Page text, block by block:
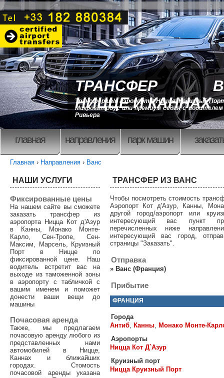
ТРАНСФЕР В
НИЦЦЕ И КАННАХ
Трансфер из/в аэропорт в Ницце, Круизный
Микроавтобус или премиум седан с
Ривьера
главная направления парк машин
Главная › Направления › Ванс
ТРАНСФЕР ИЗ ВАНС
Чтобы посмотреть стоимость
Аэропорт Кот д'Азур, Канны,
другой город/аэропорт или
интересующий вас пункт
перечисленных ниже
интересующий вас город,
страницы "Заказать".
Отправка
» Ванс (Франция)
Прибытие
ФРАНЦИЯ
Города
Антиб, Канны, Монако Монте-
Аэропорты
Ницца Кот Д`Азур
Круизный порт
Ницца Круизный Порт
НАШИ УСЛУГИ
Фиксированные цены
На нашем сайте вы сможете
заказать трансфер из
аэропорта Ницца Кот д'Азур
в Канны, Монако Монте-
Карло, Сен-Тропе, Сен-
Максим, Марсель, Круизный
Порт в Ницце по
фиксированной цене. Наш
водитель встретит вас на
выходе из таможенной зоны
в аэропорту с табличкой с
вашим именем и поможет
донести ваши вещи до
машины
Почасовая аренда
Также, мы предлагаем
почасовую аренду любого из
представленных нами
автомобилей в Ницце,
Каннах и ближайших
городах. Стомость
почасовой аренды указана